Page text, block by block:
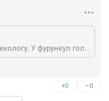
Тебе срочно нужно к гинекологу. У фурункул головного мозга.
+0 –0